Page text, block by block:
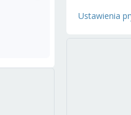
Ustawienia